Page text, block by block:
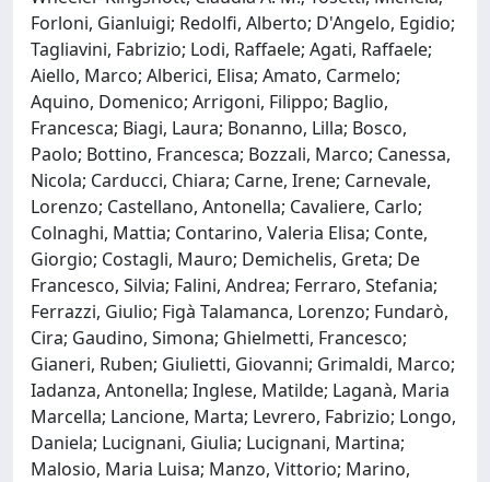
Forloni, Gianluigi; Redolfi, Alberto; D'Angelo, Egidio;
Tagliavini, Fabrizio; Lodi, Raffaele; Agati, Raffaele;
Aiello, Marco; Alberici, Elisa; Amato, Carmelo;
Aquino, Domenico; Arrigoni, Filippo; Baglio,
Francesca; Biagi, Laura; Bonanno, Lilla; Bosco,
Paolo; Bottino, Francesca; Bozzali, Marco; Canessa,
Nicola; Carducci, Chiara; Carne, Irene; Carnevale,
Lorenzo; Castellano, Antonella; Cavaliere, Carlo;
Colnaghi, Mattia; Contarino, Valeria Elisa; Conte,
Giorgio; Costagli, Mauro; Demichelis, Greta; De
Francesco, Silvia; Falini, Andrea; Ferraro, Stefania;
Ferrazzi, Giulio; Figà Talamanca, Lorenzo; Fundarò,
Cira; Gaudino, Simona; Ghielmetti, Francesco;
Gianeri, Ruben; Giulietti, Giovanni; Grimaldi, Marco;
Iadanza, Antonella; Inglese, Matilde; Laganà, Maria
Marcella; Lancione, Marta; Levrero, Fabrizio; Longo,
Daniela; Lucignani, Giulia; Lucignani, Martina;
Malosio, Maria Luisa; Manzo, Vittorio; Marino,